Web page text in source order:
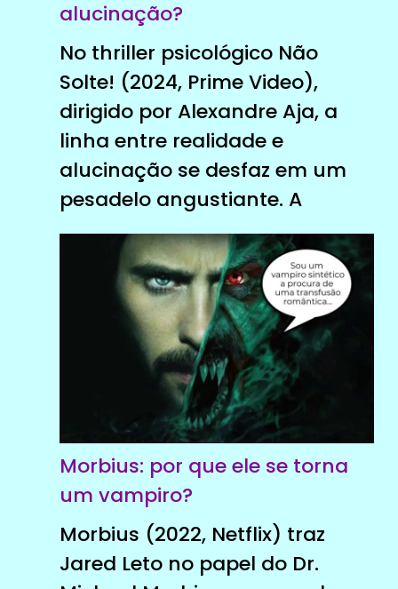
alucinação?
No thriller psicológico Não
Solte! (2024, Prime Video),
dirigido por Alexandre Aja, a
linha entre realidade e
alucinação se desfaz em um
pesadelo angustiante. A
Morbius: por que ele se torna
um vampiro?
Morbius (2022, Netflix) traz
Jared Leto no papel do Dr.